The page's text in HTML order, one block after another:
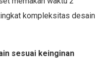
kompleksitas desain
sesuai keinginan